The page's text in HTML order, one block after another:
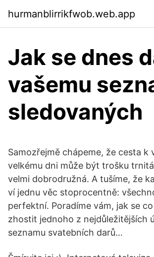
hurmanblirrikfwob.web.app
Jak se dnes
vašemu
sledovaných
Samozřejmě chápeme, že cesta k
velkému dni může být trošku
velmi dobrodružná. A tušíme, že
ví jednu věc stoprocentně:
perfektní. Poradíme vám, jak se
zhostit jednoho z nejdůležitějších
seznamu svatebních darů…